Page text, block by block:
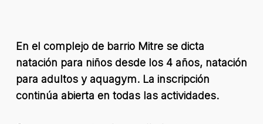
En el complejo de barrio Mitre se dicta
natación para niños desde los 4 años, natación
para adultos y aquagym. La inscripción
continúa abierta en todas las actividades.